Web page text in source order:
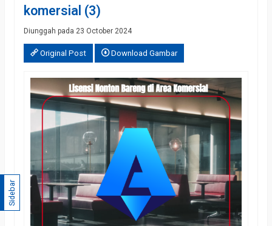
komersial (3)
Diunggah pada 23 October 2024
Original Post Download Gambar
Sidebar